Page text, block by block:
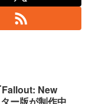
Fallout: New
ー版が制作中